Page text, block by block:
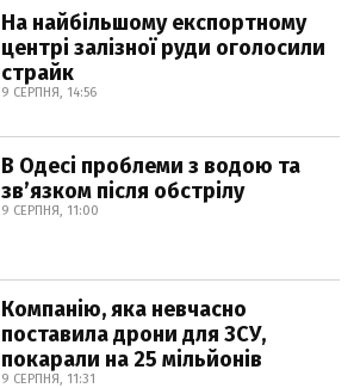
На найбільшому експортному
центрі залізної руди оголосили
страйк
9 СЕРПНЯ, 14:56
В Одесі проблеми з водою та
звʼязком після обстрілу
9 СЕРПНЯ, 11:00
Компанію, яка невчасно
поставила дрони для ЗСУ,
покарали на 25 мільйонів
9 СЕРПНЯ, 11:31